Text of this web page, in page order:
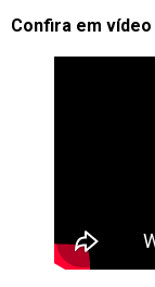
Confira em vídeo